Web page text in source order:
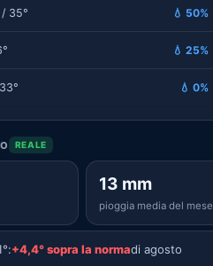
35° 💧 50%
💧 25%
💧 0%
REALE
13 mm
pioggia media del mese
+4,4° sopra la normadi agosto